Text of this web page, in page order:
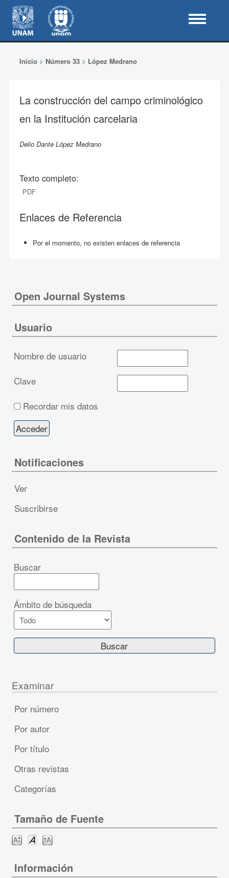
Inicio> Número 33> López Medrano
La construcción del campo criminológico
en la Institución carcelaria
Delio Dante López Medrano
Texto completo:
PDF
Enlaces de Referencia
Por el momento, no existen enlaces de referencia
Open Journal Systems
Usuario
Nombre de usuario
Clave
Recordar mis datos
Notificaciones
Ver
Suscribirse
Contenido de la Revista
Buscar
Ámbito de búsqueda
Examinar
Por número
Por autor
Por título
Otras revistas
Categorías
Tamaño de Fuente
Información